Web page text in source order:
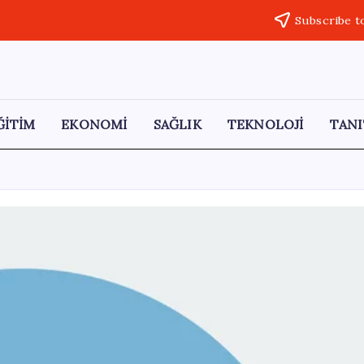
Subscribe
EKONOMİ SAĞLIK TEKNOLOJİ